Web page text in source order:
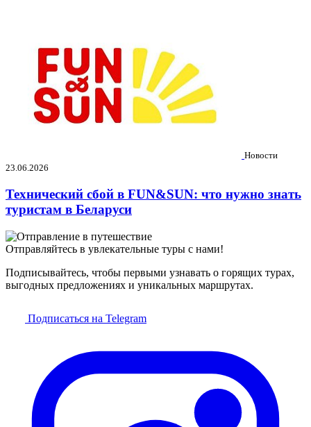
Новости
23.06.2026
Технический сбой в FUN&SUN: что нужно знать
туристам в Беларуси
Отправляйтесь в увлекательные туры с нами!
Подписывайтесь, чтобы первыми узнавать о горящих турах,
выгодных предложениях и уникальных маршрутах.
Подписаться на Telegram